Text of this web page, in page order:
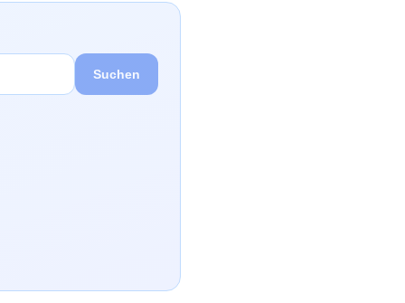
Suchen